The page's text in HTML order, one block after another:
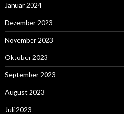
Januar 2024
Dezember 2023
November 2023
Oktober 2023
September 2023
August 2023
Juli 2023